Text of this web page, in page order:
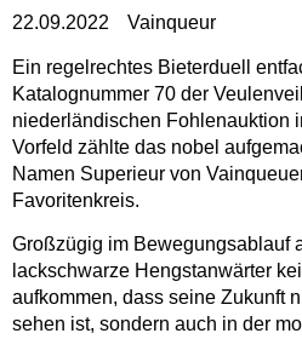
22.09.2022 Vainqueur
Ein regelrechtes Bieterduell
Katalognummer 70 der
niederländischen Fohlenauktion
Vorfeld zählte das nobel
Namen Superieur von
Favoritenkreis.
Großzügig im Bewegungsablauf
lackschwarze Hengstanwärter
aufkommen, dass seine Zukunft
sehen ist, sondern auch in der